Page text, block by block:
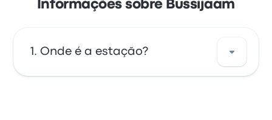
Informações sobre Bussijaam
Onde é a estação?